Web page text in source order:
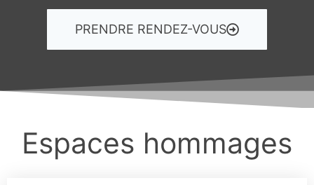
PRENDRE RENDEZ-VOUS
Espaces hommages